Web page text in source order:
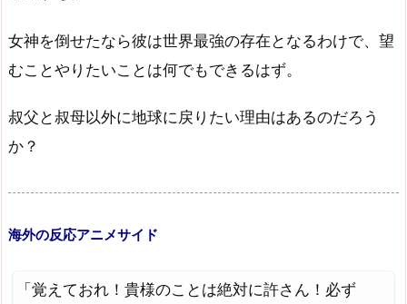
女神を倒せたなら彼は世界最強の存在となるわけで、望
むことやりたいことは何でもできるはず。
叔父と叔母以外に地球に戻りたい理由はあるのだろう
か？
海外の反応アニメサイド
「覚えておれ！貴様のことは絶対に許さん！必ず